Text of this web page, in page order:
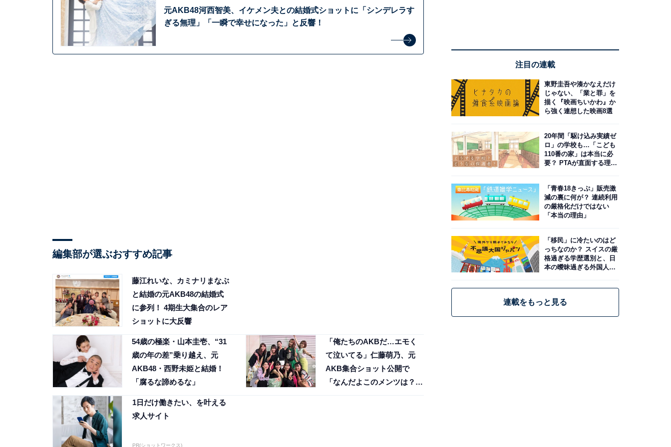
元AKB48河西智美、イケメン夫との結婚式ショットに「シンデレラす
ぎる無理」「一瞬で幸せになった」と反響！
編集部が選ぶおすすめ記事
藤江れいな、カミナリまなぶ
と結婚の元AKB48の結婚式
に参列！ 4期生大集合のレア
ショットに大反響
54歳の極楽・山本圭壱、“31
歳の年の差”乗り越え、元
AKB48・西野未姫と結婚！
「腐るな諦めるな」
「俺たちのAKBだ…エモく
て泣いてる」仁藤萌乃、元
AKB集合ショット公開で
「なんだよこのメンツは？」
1日だけ働きたい、を叶える
求人サイト
PR(ショットワークス)
注目の連載
東野圭吾や湊かなえだけ
じゃない、「業と罪」を
描く『映画ちいかわ』か
ら強く連想した映画8選
20年間「駆け込み実績ゼ
ロ」の学校も…「こども
110番の家」は本当に必
要？ PTAが直面する理想
「青春18きっぷ」販売激
減の裏に何が？ 連続利用
の厳格化だけではない
「本当の理由」
「移民」に冷たいのはど
っちなのか？ スイスの厳
格過ぎる学歴選別と、日
本の曖昧過ぎる外国人政
連載をもっと見る